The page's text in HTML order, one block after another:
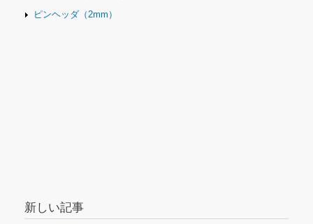
ピンヘッダ（2mm）
新しい記事